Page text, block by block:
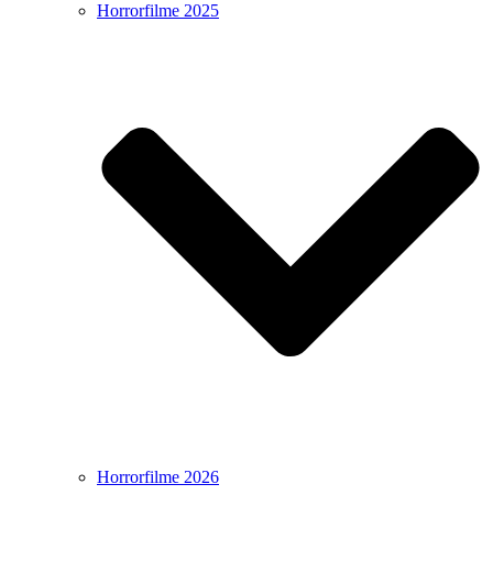
Horrorfilme 2025
Horrorfilme 2026